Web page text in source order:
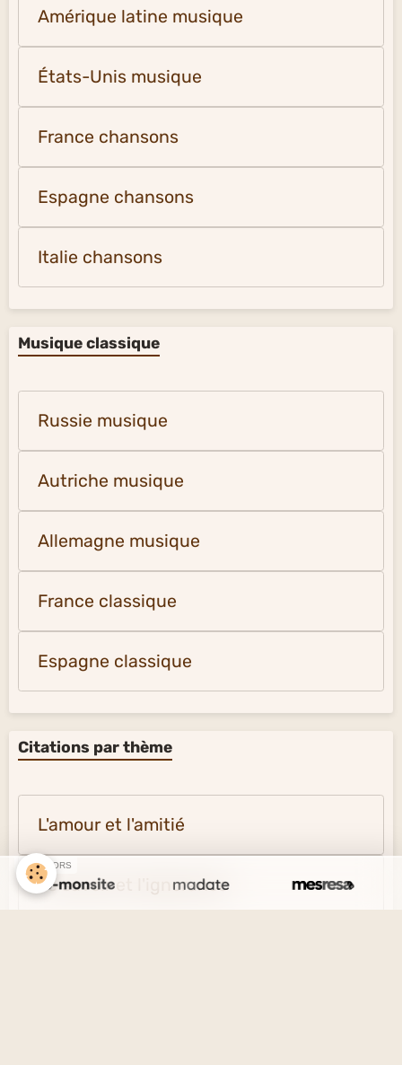
Amérique latine musique
États-Unis musique
France chansons
Espagne chansons
Italie chansons
Musique classique
Russie musique
Autriche musique
Allemagne musique
France classique
Espagne classique
Citations par thème
L'amour et l'amitié
Le savoir et l'ignorance
SPONSORS